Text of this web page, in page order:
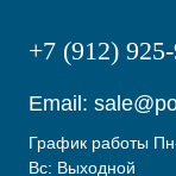
+7 (912)
Email:
График работы
Вс: Выходной